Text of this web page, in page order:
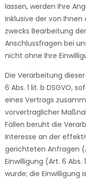
lassen, werden Ihre
inklusive der von
zwecks Bearbeitung
Anschlussfragen bei
nicht ohne Ihre
Die Verarbeitung
6 Abs. 1 lit. b DSGVO,
eines Vertrags
vorvertraglicher
Fällen beruht die
Interesse an der
gerichteten Anfragen
Einwilligung (Art. 6
wurde; die Einwilligung